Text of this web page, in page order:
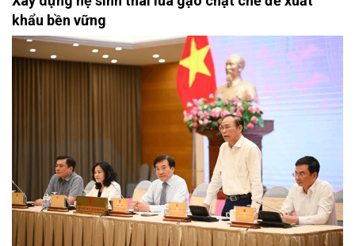
khẩu bền vững